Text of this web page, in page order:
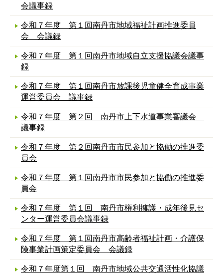
会議事録
令和７年度 第１回南丹市地域福祉計画推進委員
会 会議録
令和７年度 第１回南丹市地域自立支援協議会議事
録
令和７年度 第１回南丹市放課後児童健全育成事業
運営委員会 議事録
令和７年度 第２回 南丹市上下水道事業審議会
議事録
令和７年度 第２回南丹市市民参加と協働の推進委
員会
令和７年度 第１回南丹市市民参加と協働の推進委
員会
令和７年度 第１回 南丹市権利擁護・成年後見セ
ンター運営委員会議事録
令和７年度 第１回南丹市高齢者福祉計画・介護保
険事業計画策定委員会 会議録
令和７年度第１回 南丹市地域公共交通活性化協議